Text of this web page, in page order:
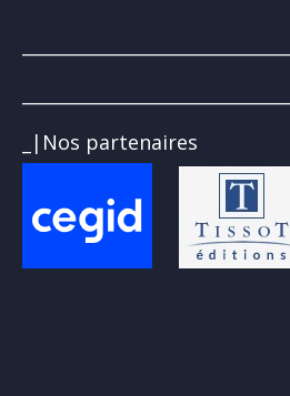
_|Nos partenaires